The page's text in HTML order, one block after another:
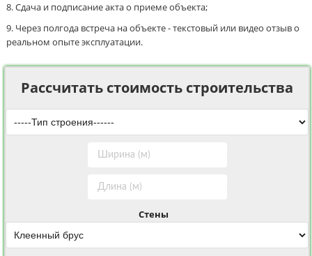
Сдача и подписание акта о приеме объекта;
Через полгода встреча на объекте - текстовый или видео отзыв о
реальном опыте эксплуатации.
Рассчитать стоимость строительства
Стены